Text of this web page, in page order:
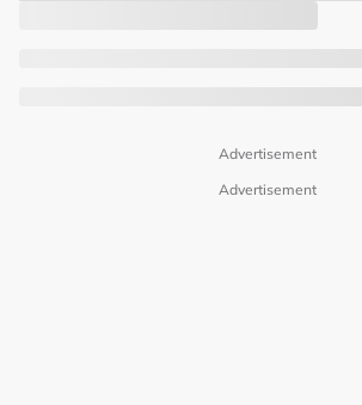
Advertisement
Advertisement